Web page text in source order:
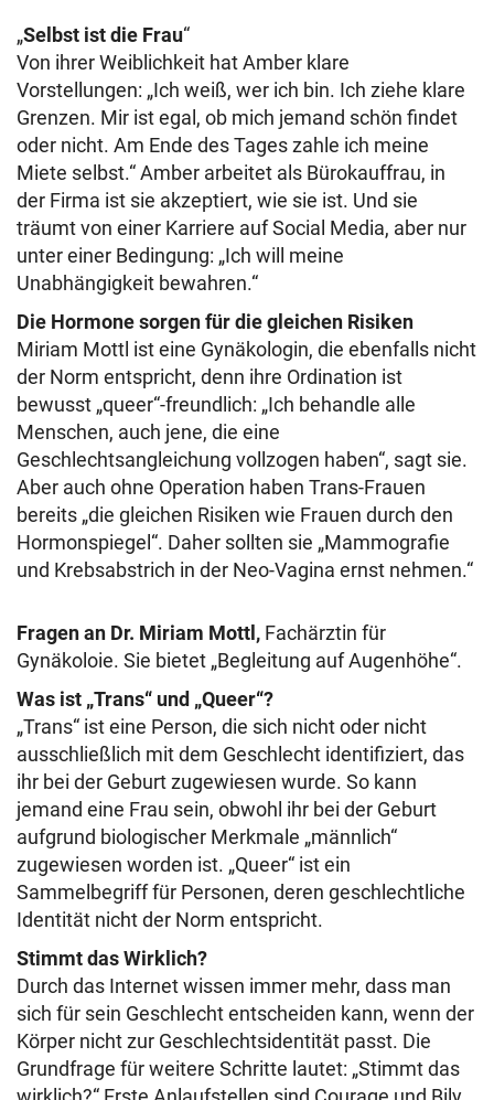
„Selbst ist die Frau“
Von ihrer Weiblichkeit hat Amber klare
Vorstellungen: „Ich weiß, wer ich bin. Ich ziehe klare
Grenzen. Mir ist egal, ob mich jemand schön findet
oder nicht. Am Ende des Tages zahle ich meine
Miete selbst.“ Amber arbeitet als Bürokauffrau, in
der Firma ist sie akzeptiert, wie sie ist. Und sie
träumt von einer Karriere auf Social Media, aber nur
unter einer Bedingung: „Ich will meine
Unabhängigkeit bewahren.“
Die Hormone sorgen für die gleichen Risiken
Miriam Mottl ist eine Gynäkologin, die ebenfalls nicht
der Norm entspricht, denn ihre Ordination ist
bewusst „queer“-freundlich: „Ich behandle alle
Menschen, auch jene, die eine
Geschlechtsangleichung vollzogen haben“, sagt sie.
Aber auch ohne Operation haben Trans-Frauen
bereits „die gleichen Risiken wie Frauen durch den
Hormonspiegel“. Daher sollten sie „Mammografie
und Krebsabstrich in der Neo-Vagina ernst nehmen.“
Fragen an Dr. Miriam Mottl, Fachärztin für
Gynäkoloie. Sie bietet „Begleitung auf Augenhöhe“.
Was ist „Trans“ und „Queer“?
„Trans“ ist eine Person, die sich nicht oder nicht
ausschließlich mit dem Geschlecht identifiziert, das
ihr bei der Geburt zugewiesen wurde. So kann
jemand eine Frau sein, obwohl ihr bei der Geburt
aufgrund biologischer Merkmale „männlich“
zugewiesen worden ist. „Queer“ ist ein
Sammelbegriff für Personen, deren geschlechtliche
Identität nicht der Norm entspricht.
Stimmt das Wirklich?
Durch das Internet wissen immer mehr, dass man
sich für sein Geschlecht entscheiden kann, wenn der
Körper nicht zur Geschlechtsidentität passt. Die
Grundfrage für weitere Schritte lautet: „Stimmt das